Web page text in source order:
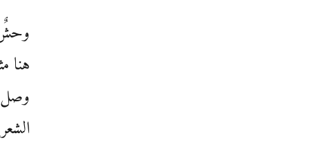
وحشٌ
هنا
وصل